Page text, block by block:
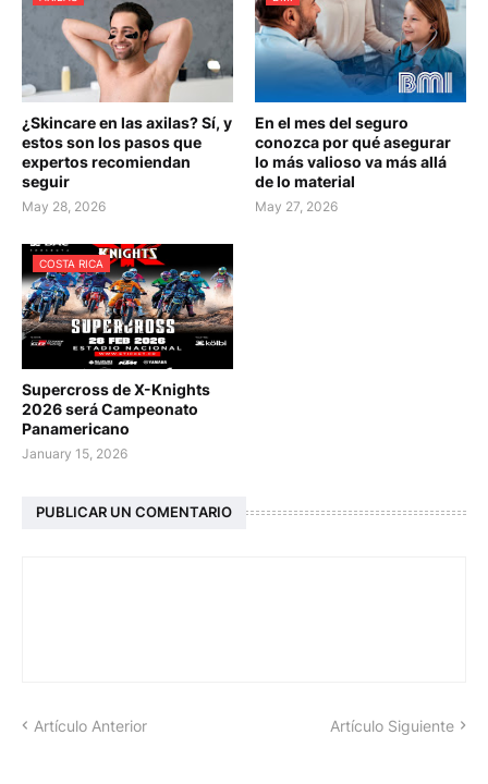
¿Skincare en las axilas? Sí, y
estos son los pasos que
expertos recomiendan
seguir
May 28, 2026
En el mes del seguro
conozca por qué asegurar
lo más valioso va más allá
de lo material
May 27, 2026
COSTA RICA
Supercross de X-Knights
2026 será Campeonato
Panamericano
January 15, 2026
PUBLICAR UN COMENTARIO
Artículo Anterior Artículo Siguiente